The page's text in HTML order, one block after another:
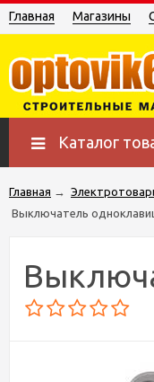
Главная Магазины
Каталог
Главная →
Выключатель